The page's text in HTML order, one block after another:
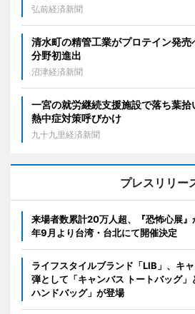
弘前経済新聞
清水町の精管工業がプロテイン発
分野初進出
沼津経済新聞
一宮の就労継続支援施設で落ち葉
熱中症対策呼びかけ
九十九里経済新聞
プレスリリー
来場者数累計20万人超、『恐怖心展
年9月より台湾・台北にて開催決定
ライフスタイルブランド「LIB」、キ
弾として「キャンバス トートバッグ
ハンドバッグ」が登場